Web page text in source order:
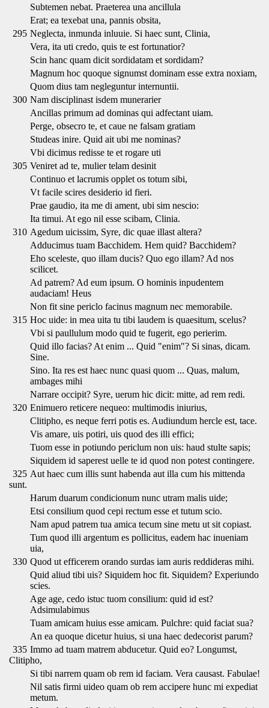
Subtemen nebat. Praeterea una ancillula
Erat; ea texebat una, pannis obsita,
295 Neglecta, inmunda inluuie. Si haec sunt, Clinia,
Vera, ita uti credo, quis te est fortunatior?
Scin hanc quam dicit sordidatam et sordidam?
Magnum hoc quoque signumst dominam esse extra noxiam,
Quom dius tam negleguntur internuntii.
300 Nam disciplinast isdem munerarier
Ancillas primum ad dominas qui adfectant uiam.
Perge, obsecro te, et caue ne falsam gratiam
Studeas inire. Quid ait ubi me nominas?
Vbi dicimus redisse te et rogare uti
305 Veniret ad te, mulier telam desinit
Continuo et lacrumis opplet os totum sibi,
Vt facile scires desiderio id fieri.
Prae gaudio, ita me di ament, ubi sim nescio:
Ita timui. At ego nil esse scibam, Clinia.
310 Agedum uicissim, Syre, dic quae illast altera?
Adducimus tuam Bacchidem. Hem quid? Bacchidem?
Eho sceleste, quo illam ducis? Quo ego illam? Ad nos
scilicet.
Ad patrem? Ad eum ipsum. O hominis inpudentem
audaciam! Heus
Non fit sine periclo facinus magnum nec memorabile.
315 Hoc uide: in mea uita tu tibi laudem is quaesitum, scelus?
Vbi si paullulum modo quid te fugerit, ego perierim.
Quid illo facias? At enim ... Quid "enim"? Si sinas, dicam.
Sine.
Sino. Ita res est haec nunc quasi quom ... Quas, malum,
ambages mihi
Narrare occipit? Syre, uerum hic dicit: mitte, ad rem redi.
320 Enimuero reticere nequeo: multimodis iniurius,
Clitipho, es neque ferri potis es. Audiundum hercle est, tace.
Vis amare, uis potiri, uis quod des illi effici;
Tuom esse in potiundo periclum non uis: haud stulte sapis;
Siquidem id saperest uelle te id quod non potest contingere.
325 Aut haec cum illis sunt habenda aut illa cum his mittenda
sunt.
Harum duarum condicionum nunc utram malis uide;
Etsi consilium quod cepi rectum esse et tutum scio.
Nam apud patrem tua amica tecum sine metu ut sit copiast.
Tum quod illi argentum es pollicitus, eadem hac inueniam
uia,
330 Quod ut efficerem orando surdas iam auris reddideras mihi.
Quid aliud tibi uis? Siquidem hoc fit. Siquidem? Experiundo
scies.
Age age, cedo istuc tuom consilium: quid id est?
Adsimulabimus
Tuam amicam huius esse amicam. Pulchre: quid faciat sua?
An ea quoque dicetur huius, si una haec dedecorist parum?
335 Immo ad tuam matrem abducetur. Quid eo? Longumst,
Clitipho,
Si tibi narrem quam ob rem id faciam. Vera causast. Fabulae!
Nil satis firmi uideo quam ob rem accipere hunc mi expediat
metum.